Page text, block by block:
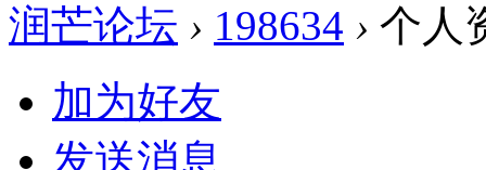
润芒论坛 › 198634 › 个人
加为好友
发送消息